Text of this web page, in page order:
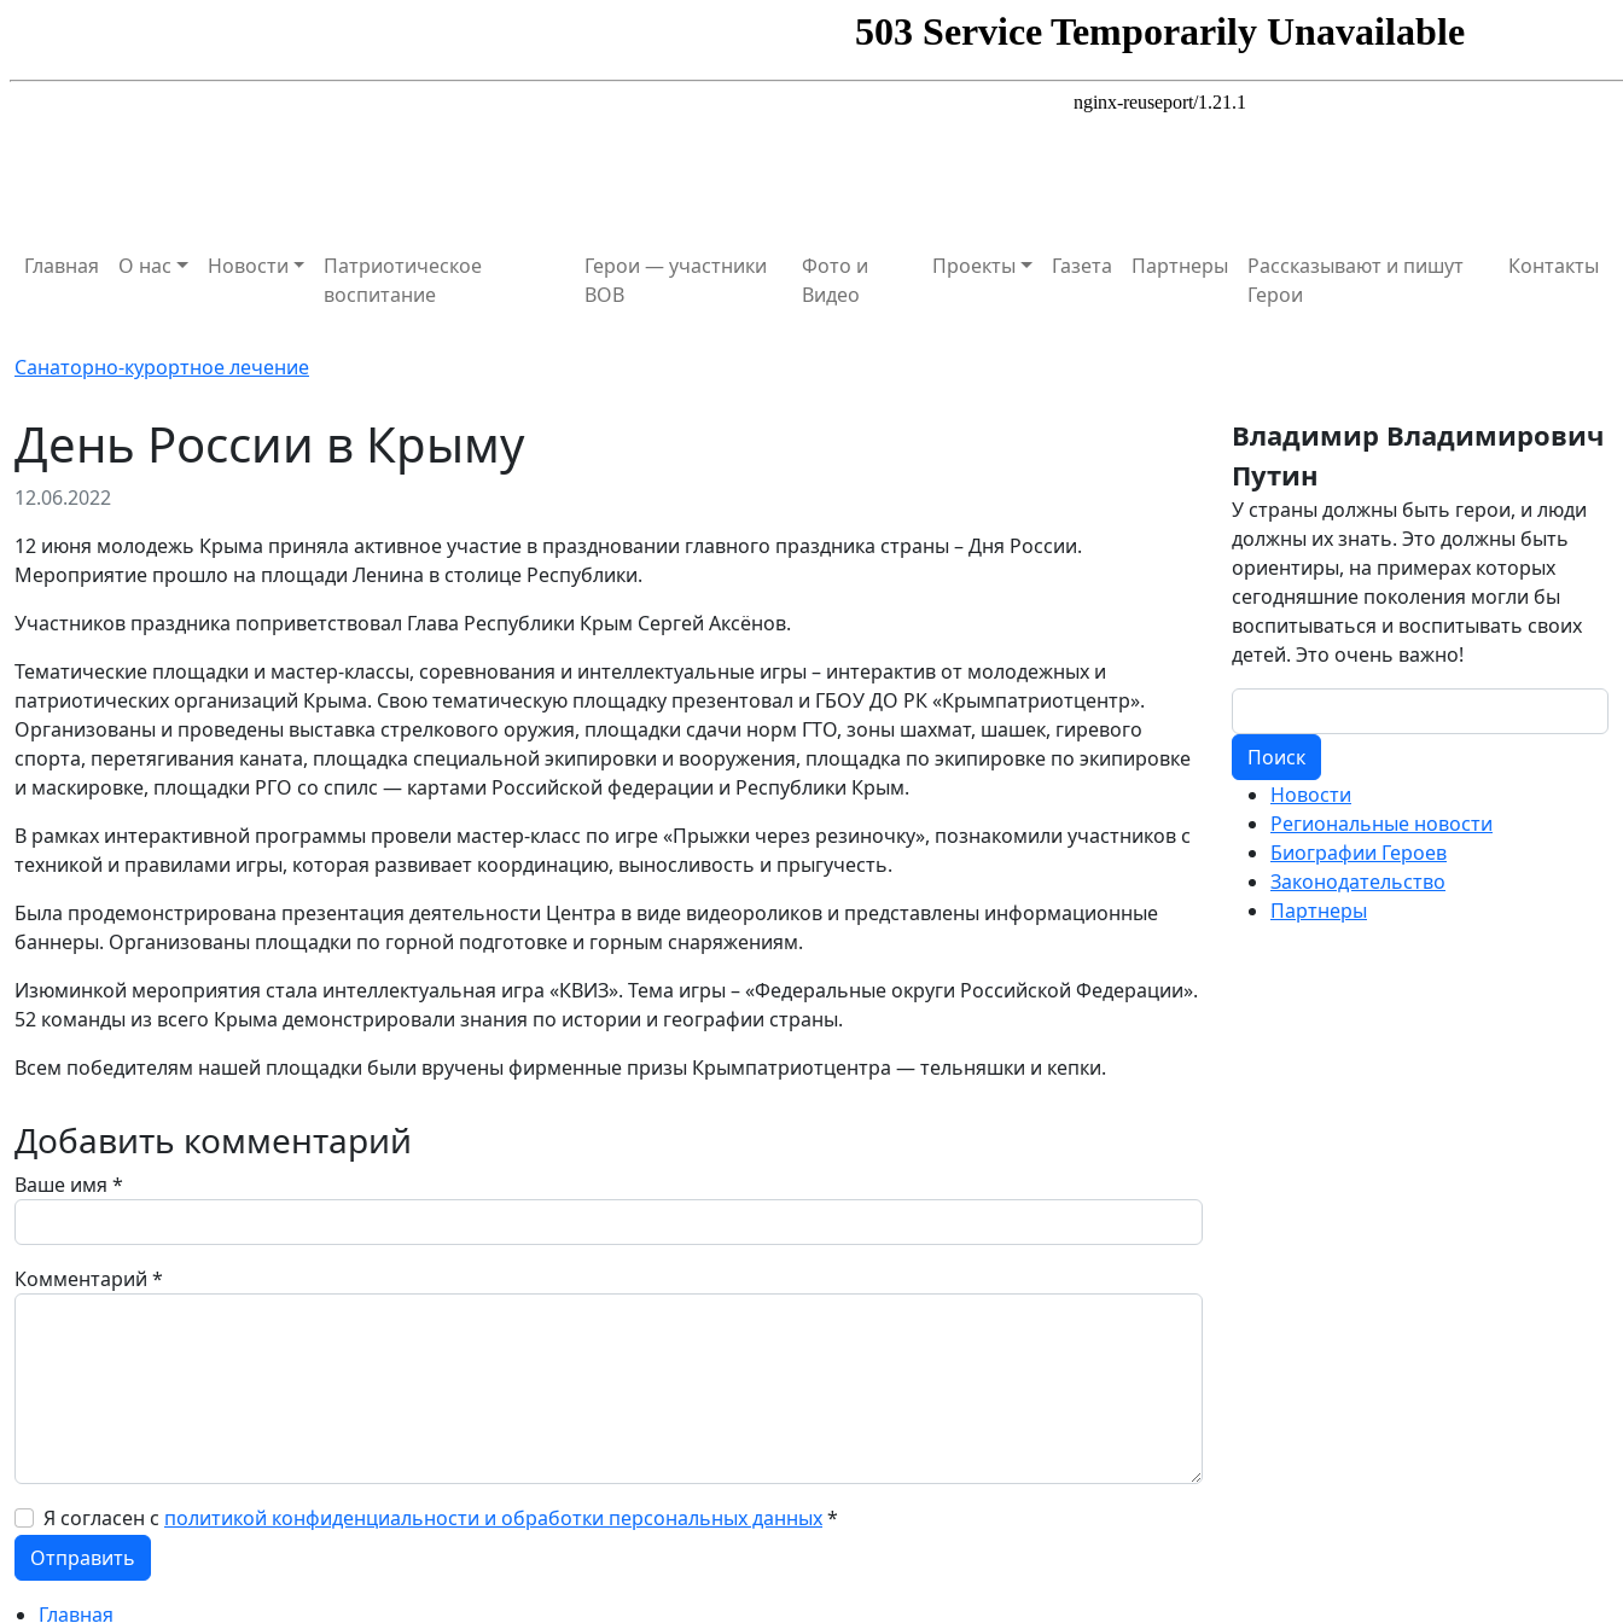
Главная О нас Новости
Патриотическое
воспитание
Герои — участники
ВОВ
Фото и
Видео
Проекты Газета Партнеры
Рассказывают и пишут
Герои
Контакты
Санаторно-курортное лечение
День России в Крыму
12.06.2022
12 июня молодежь Крыма приняла активное участие в праздновании главного праздника страны – Дня России.
Мероприятие прошло на площади Ленина в столице Республики.
Участников праздника поприветствовал Глава Республики Крым Сергей Аксёнов.
Тематические площадки и мастер-классы, соревнования и интеллектуальные игры – интерактив от молодежных и
патриотических организаций Крыма. Свою тематическую площадку презентовал и ГБОУ ДО РК «Крымпатриотцентр».
Организованы и проведены выставка стрелкового оружия, площадки сдачи норм ГТО, зоны шахмат, шашек, гиревого
спорта, перетягивания каната, площадка специальной экипировки и вооружения, площадка по экипировке по экипировке
и маскировке, площадки РГО со спилс — картами Российской федерации и Республики Крым.
В рамках интерактивной программы провели мастер-класс по игре «Прыжки через резиночку», познакомили участников с
техникой и правилами игры, которая развивает координацию, выносливость и прыгучесть.
Была продемонстрирована презентация деятельности Центра в виде видеороликов и представлены информационные
баннеры. Организованы площадки по горной подготовке и горным снаряжениям.
Изюминкой мероприятия стала интеллектуальная игра «КВИЗ». Тема игры – «Федеральные округи Российской Федерации».
52 команды из всего Крыма демонстрировали знания по истории и географии страны.
Всем победителям нашей площадки были вручены фирменные призы Крымпатриотцентра — тельняшки и кепки.
Добавить комментарий
Ваше имя *
Комментарий *
Я согласен с политикой конфиденциальности и обработки персональных данных*
Владимир Владимирович
Путин
У страны должны быть герои, и люди
должны их знать. Это должны быть
ориентиры, на примерах которых
сегодняшние поколения могли бы
воспитываться и воспитывать своих
детей. Это очень важно!
Поиск
Новости
Региональные новости
Биографии Героев
Законодательство
Партнеры
Главная